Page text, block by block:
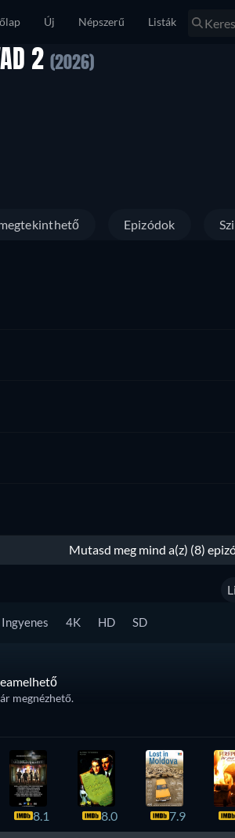
Új Népszerű Listák
2 (2026)
Epizódok
Mutasd meg mind a(z) (8)
Ingyenes 4K HD SD
megnézhető.
8.1 8.0 7.9